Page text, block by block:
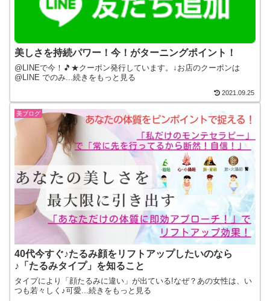
美しさを持続パワー！今！がターニングポイント！
@LINEで今！🎵★クーポン発行しています。↓お店のクーポンは
@LINE でのみ...続きをもっと見る
2021.09.25
美ブログ
40代今すぐ♪たるみ顔をリフトアップしたいのなら
♪「たるみタイプ」を知ること
タイプにより「顔たるみに違い」が出ている!なぜ？あの女性は、い
つも若々しく♪可愛...続きをもっと見る